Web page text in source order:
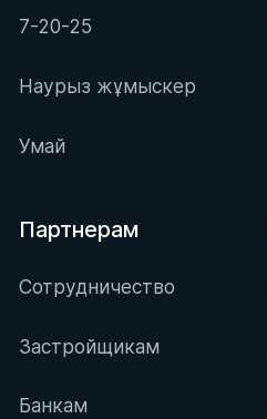
7-20-25
Наурыз жұмыскер
Умай
Партнерам
Сотрудничество
Застройщикам
Банкам